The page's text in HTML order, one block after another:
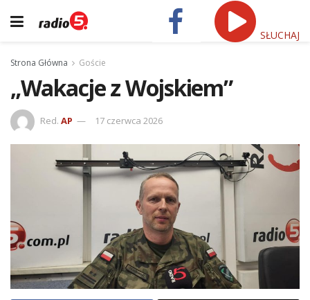
SŁUCHAJ
Strona Główna Goście
„Wakacje z Wojskiem”
Red. AP 17 czerwca 2026